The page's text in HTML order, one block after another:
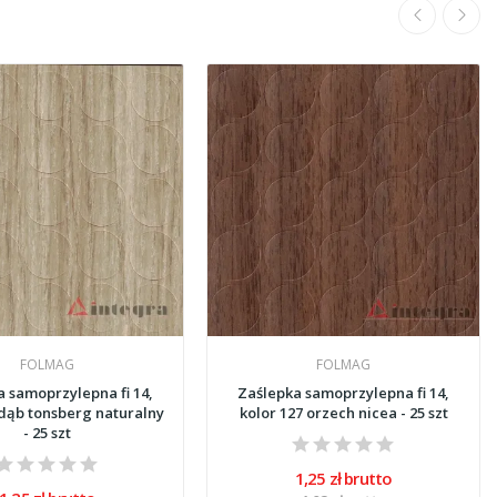
FOLMAG
samoprzylepna fi 14,
tonsberg naturalny
- 25 szt
FOLMAG
Zaślepka samoprzylepna fi 14,
kolor 127 orzech nicea - 25 szt
1,25 zł brutto